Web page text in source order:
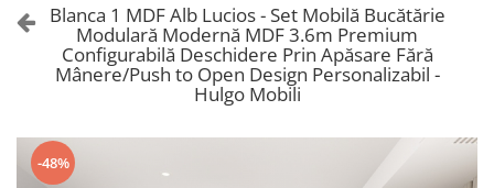
Blanca 1 MDF Alb Lucios - Set Mobilă Bucătărie
Modulară Modernă MDF 3.6m Premium
Configurabilă Deschidere Prin Apăsare Fără
Mânere/Push to Open Design Personalizabil -
Hulgo Mobili
-48%